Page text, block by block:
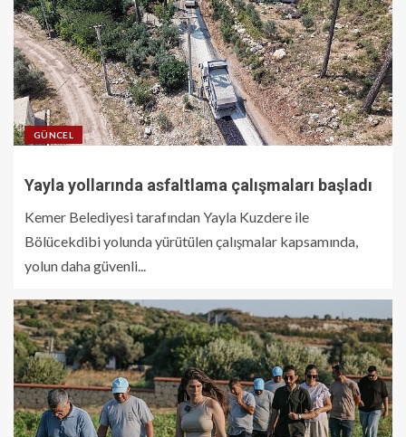
GÜNCEL
Yayla yollarında asfaltlama çalışmaları başladı
Kemer Belediyesi tarafından Yayla Kuzdere ile
Bölücekdibi yolunda yürütülen çalışmalar kapsamında,
yolun daha güvenli...